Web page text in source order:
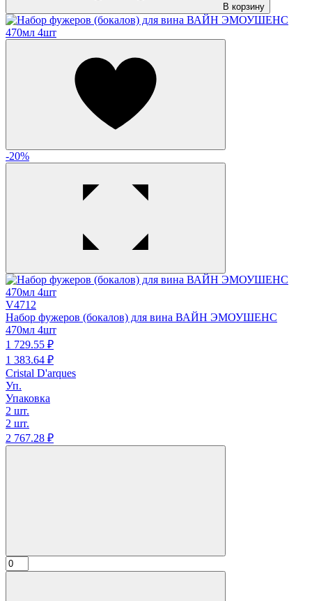
В корзину
-20%
V4712
Набор фужеров (бокалов) для вина ВАЙН ЭМОУШЕНС
470мл 4шт
1 729.55 ₽
1 383.64 ₽
Cristal D'arques
Уп.
Упаковка
2 шт.
2 шт.
2 767.28 ₽